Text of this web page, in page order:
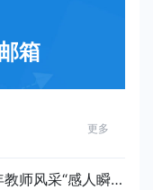
箱
更多
师风采“感人瞬